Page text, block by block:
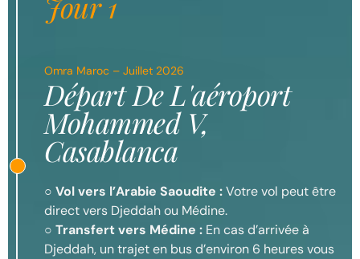
Omra Maroc – Juillet 2026
Départ De L'aéroport
Mohammed V,
Casablanca
○ Vol vers l’Arabie Saoudite :Votre vol peut être
direct vers Djeddah ou Médine.
○ Transfert vers Médine : En cas d’arrivée à
Djeddah, un trajet en bus d’environ 6 heures vous